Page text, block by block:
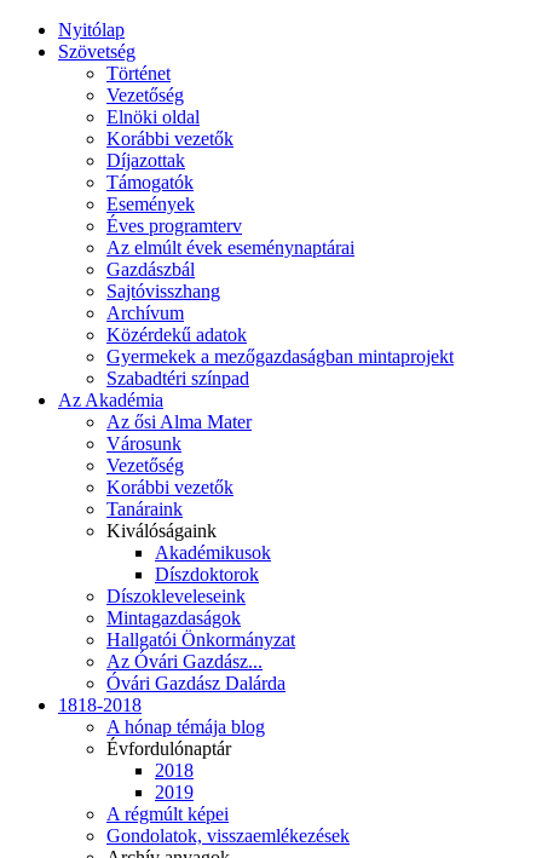
Nyitólap
Szövetség
Történet
Vezetőség
Elnöki oldal
Korábbi vezetők
Díjazottak
Támogatók
Események
Éves programterv
Az elmúlt évek eseménynaptárai
Gazdászbál
Sajtóvisszhang
Archívum
Közérdekű adatok
Gyermekek a mezőgazdaságban mintaprojekt
Szabadtéri színpad
Az Akadémia
Az ősi Alma Mater
Városunk
Vezetőség
Korábbi vezetők
Tanáraink
Kiválóságaink
Akadémikusok
Díszdoktorok
Díszokleveleseink
Mintagazdaságok
Hallgatói Önkormányzat
Az Óvári Gazdász...
Óvári Gazdász Dalárda
1818-2018
A hónap témája blog
Évfordulónaptár
2018
2019
A régmúlt képei
Gondolatok, visszaemlékezések